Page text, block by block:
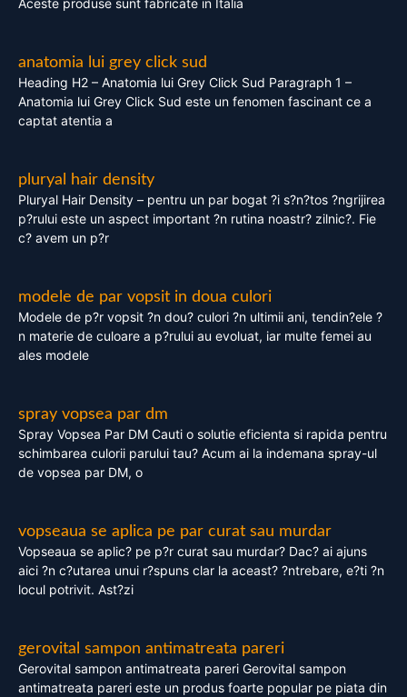
Aceste produse sunt fabricate in Italia
anatomia lui grey click sud
Heading H2 – Anatomia lui Grey Click Sud Paragraph 1 –
Anatomia lui Grey Click Sud este un fenomen fascinant ce a
captat atentia a
pluryal hair density
Pluryal Hair Density – pentru un par bogat ?i s?n?tos ?ngrijirea
p?rului este un aspect important ?n rutina noastr? zilnic?. Fie
c? avem un p?r
modele de par vopsit in doua culori
Modele de p?r vopsit ?n dou? culori ?n ultimii ani, tendin?ele ?
n materie de culoare a p?rului au evoluat, iar multe femei au
ales modele
spray vopsea par dm
Spray Vopsea Par DM Cauti o solutie eficienta si rapida pentru
schimbarea culorii parului tau? Acum ai la indemana spray-ul
de vopsea par DM, o
vopseaua se aplica pe par curat sau murdar
Vopseaua se aplic? pe p?r curat sau murdar? Dac? ai ajuns
aici ?n c?utarea unui r?spuns clar la aceast? ?ntrebare, e?ti ?n
locul potrivit. Ast?zi
gerovital sampon antimatreata pareri
Gerovital sampon antimatreata pareri Gerovital sampon
antimatreata pareri este un produs foarte popular pe piata din